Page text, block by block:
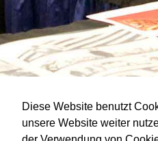
Diese Website benutzt
unsere Website weiter